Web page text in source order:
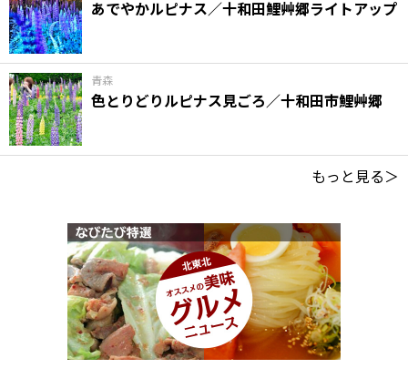
あでやかルピナス／十和田鯉艸郷ライトアップ
青森
色とりどりルピナス見ごろ／十和田市鯉艸郷
もっと見る＞